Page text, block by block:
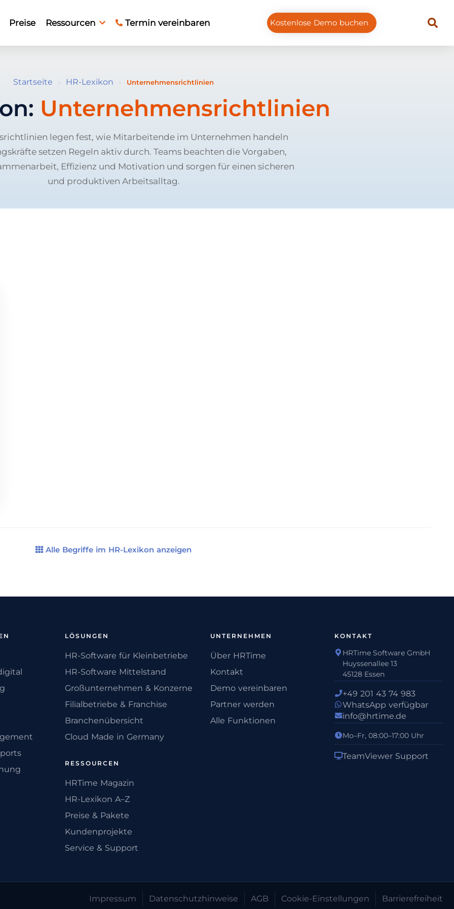
Preise Ressourcen Termin vereinbaren Kostenlose Demo buchen
Startseite › HR-Lexikon › Unternehmensrichtlinien
Unternehmensrichtlinien
legen fest, wie Mitarbeitende im Unternehmen handeln
setzen Regeln aktiv durch. Teams beachten die Vorgaben,
Effizienz und Motivation und sorgen für einen sicheren
und produktiven Arbeitsalltag.
Alle Begriffe im HR-Lexikon anzeigen
LÖSUNGEN
HR-Software für Kleinbetriebe
HR-Software Mittelstand
Großunternehmen & Konzerne
Filialbetriebe & Franchise
Branchenübersicht
Cloud Made in Germany
RESSOURCEN
HRTime Magazin
HR-Lexikon A–Z
Preise & Pakete
Kundenprojekte
Service & Support
UNTERNEHMEN
Über HRTime
Kontakt
Demo vereinbaren
Partner werden
Alle Funktionen
KONTAKT
HRTime Software GmbH
Huyssenallee 13
45128 Essen
+49 201 43 74 983
WhatsApp verfügbar
info@hrtime.de
Mo–Fr, 08:00–17:00 Uhr
TeamViewer Support
Impressum Datenschutz­hinweise AGB Cookie-Einstellungen Barrierefreiheit